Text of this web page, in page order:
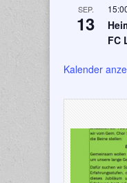
SEP.
13
FC
Kalender